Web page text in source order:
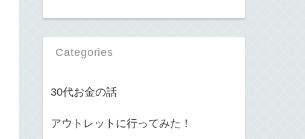
Categories
30代お金の話
アウトレットに行ってみた！